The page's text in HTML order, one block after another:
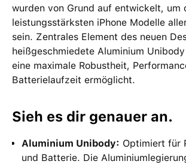
wurden von Grund auf entwickelt, um
leistungsstärksten iPhone Modelle
sein. Zentrales Element des neuen
heißgeschmiedete Aluminium
eine maximale Robustheit,
Batterielaufzeit ermöglicht.
Sieh es dir genauer an.
Aluminium Unibody: Optimiert für
und Batterie. Die